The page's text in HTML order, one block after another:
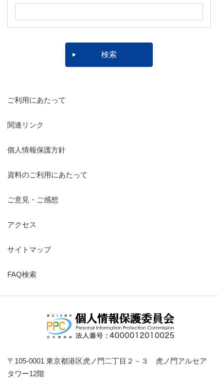
ご利用にあたって
関連リンク
個人情報保護方針
資料のご利用にあたって
ご意見・ご感想
アクセス
サイトマップ
FAQ検索
〒105-0001 東京都港区虎ノ門二丁目２－３ 虎ノ門アルセア
タワー12階